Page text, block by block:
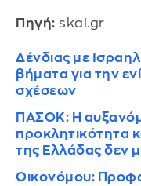
Πηγή: skai.gr
Δένδιας με
βήματα για την
σχέσεων
ΠΑΣΟΚ: Η
προκλητικότητα
της Ελλάδας δεν
Οικονόμου: